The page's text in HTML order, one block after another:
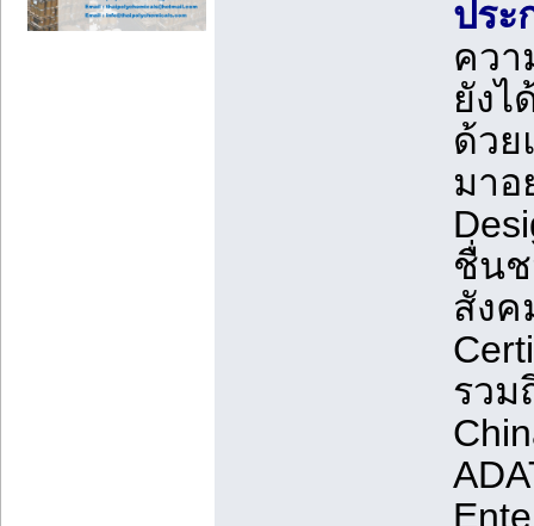
ประ
ควา
ยังไ
ด้วย
มาอ
ชื่น
สังค
รวม